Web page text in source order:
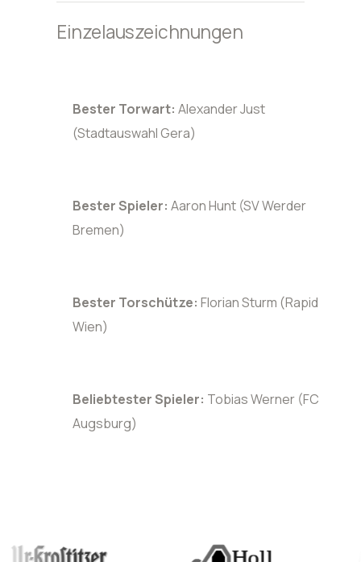
Einzelauszeichnungen
Bester Torwart: Alexander Just
(Stadtauswahl Gera)
Bester Spieler: Aaron Hunt (SV Werder
Bremen)
Bester Torschütze: Florian Sturm (Rapid
Wien)
Beliebtester Spieler: Tobias Werner (FC
Augsburg)